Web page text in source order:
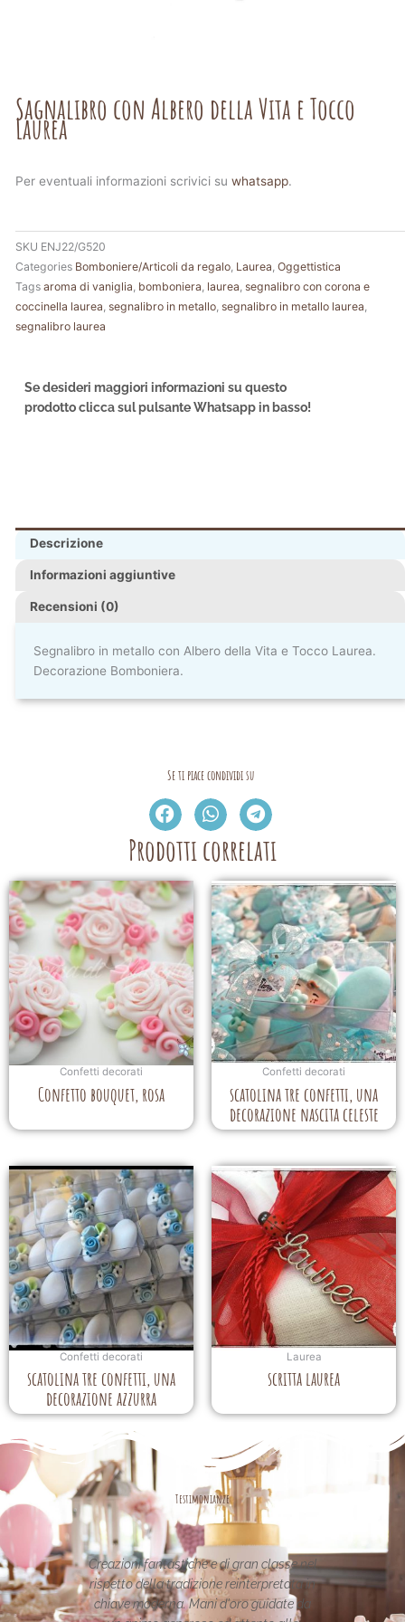
Sagnalibro con Albero della Vita e Tocco
Laurea
Per eventuali informazioni scrivici su whatsapp.
SKU ENJ22/G520
Categories Bomboniere/Articoli da regalo Laurea Oggettistica
Tags aroma di vaniglia bomboniera laurea segnalibro con corona e
coccinella laurea segnalibro in metallo segnalibro in metallo laurea
segnalibro laurea
Se desideri maggiori informazioni su questo
prodotto clicca sul pulsante Whatsapp in basso!
Descrizione
Informazioni aggiuntive
Recensioni (0)
Segnalibro in metallo con Albero della Vita e Tocco Laurea.
Decorazione Bomboniera.
Se ti piace condividi su
Prodotti correlati
Confetti decorati
Confetto bouquet, rosa
Confetti decorati
scatolina tre confetti, una
decorazione nascita celeste
Confetti decorati
scatolina tre confetti, una
decorazione azzurra
Laurea
scritta laurea
Testimonianze
classe nel
in
guidate da
Le creazioni sono fantastiche e
uniche..raffinate eleganti....complimenti
per la vostra pagina,piena di idee!grazie